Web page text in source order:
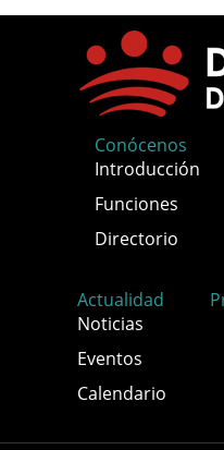
Conócenos
Introducción
Funciones
Directorio
Actualidad
Noticias
Eventos
Calendario